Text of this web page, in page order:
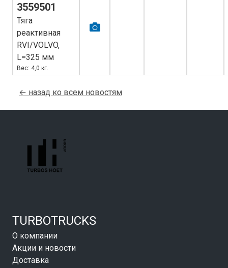
3559501
Тяга
реактивная
RVI/VOLVO,
L=325 мм
Вес: 4,0 кг.
← назад ко всем новостям
TURBOTRUCKS
О компании
Акции и новости
Доставка